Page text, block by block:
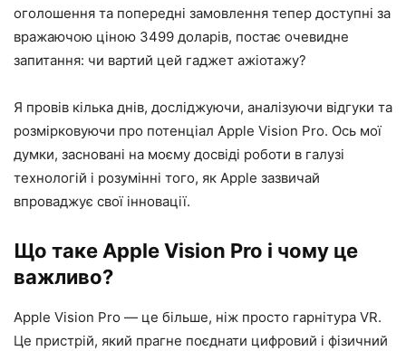
оголошення та попередні замовлення тепер доступні за
вражаючою ціною 3499 доларів, постає очевидне
запитання: чи вартий цей гаджет ажіотажу?
Я провів кілька днів, досліджуючи, аналізуючи відгуки та
розмірковуючи про потенціал Apple Vision Pro. Ось мої
думки, засновані на моєму досвіді роботи в галузі
технологій і розумінні того, як Apple зазвичай
впроваджує свої інновації.
Що таке Apple Vision Pro і чому це
важливо?
Apple Vision Pro — це більше, ніж просто гарнітура VR.
Це пристрій, який прагне поєднати цифровий і фізичний